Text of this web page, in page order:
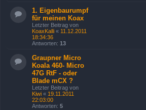
1. Eigenbaurumpf
für meinen Koax
Letzter Beitrag von
KoaxKalli « 11.12.2011
18:34:36
Antworten: 13
Graupner Micro
Koala 460- Micro
47G RtF - oder
Blade mCX ?
Letzter Beitrag von
Kiwi « 19.11.2011
22:03:00
Antworten: 5